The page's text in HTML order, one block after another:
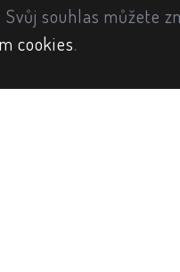
Svůj souhlas můžete
cookies.